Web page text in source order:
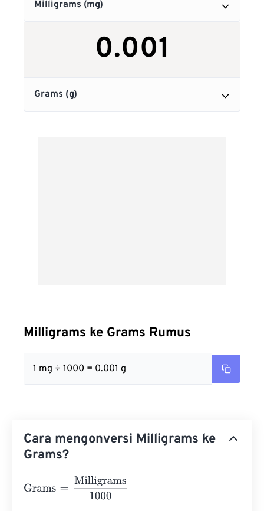
Milligrams ke Grams Rumus
1 mg ÷ 1000 = 0.001 g
Cara mengonversi Milligrams ke
Grams?
Grams Milligrams1000